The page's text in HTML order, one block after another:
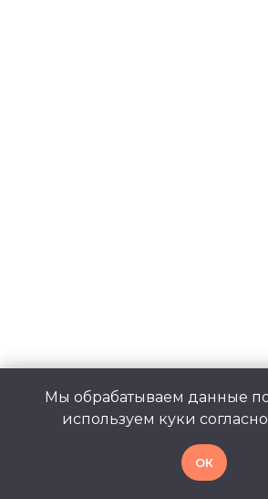
Мы обрабатываем данные
используем куки согласно
ОК